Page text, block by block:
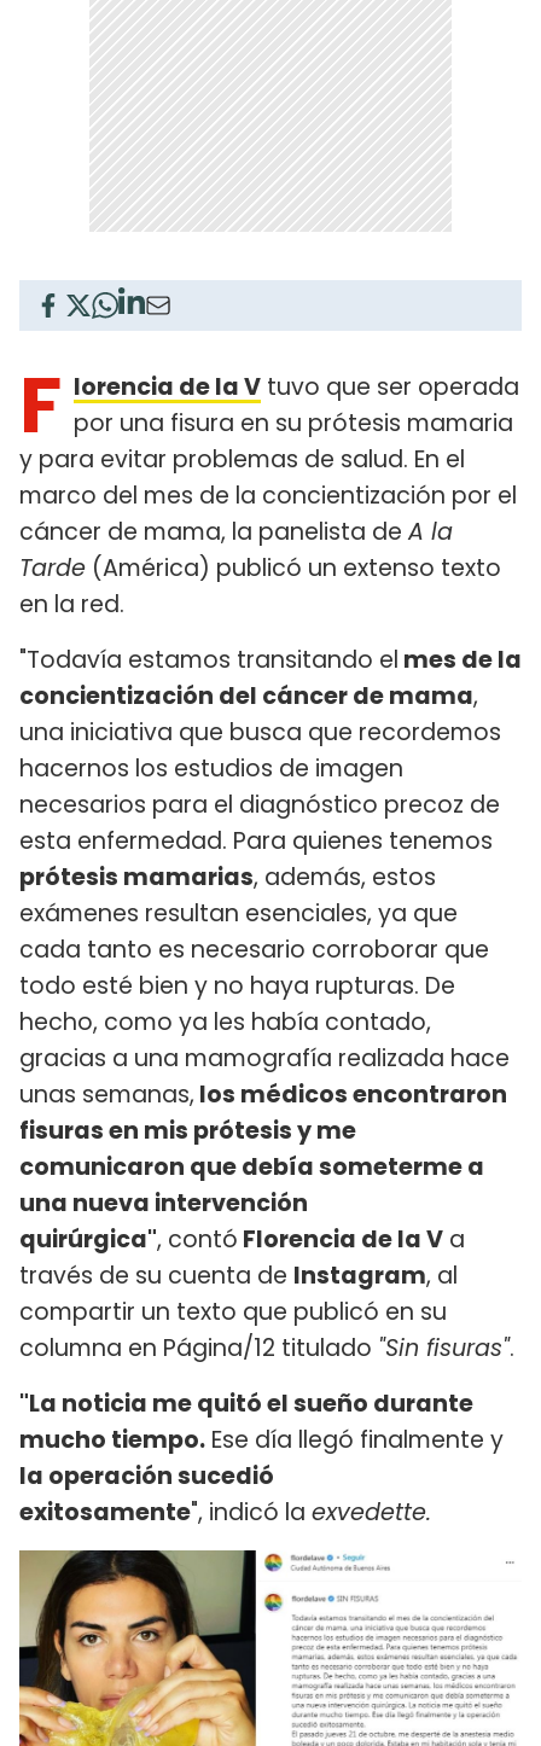
F lorencia de la V tuvo que ser operada
por una fisura en su prótesis mamaria
y para evitar problemas de salud. En el
marco del mes de la concientización por el
cáncer de mama, la panelista deA la
Tarde (América) publicó un extenso texto
en la red.
"Todavía estamos transitando el mes de la
concientización del cáncer de mama,
una iniciativa que busca que recordemos
hacernos los estudios de imagen
necesarios para el diagnóstico precoz de
esta enfermedad. Para quienes tenemos
prótesis mamarias, además, estos
exámenes resultan esenciales, ya que
cada tanto es necesario corroborar que
todo esté bien y no haya rupturas. De
hecho, como ya les había contado,
gracias a una mamografía realizada hace
unas semanas, los médicos encontraron
fisuras en mis prótesis y me
comunicaron que debía someterme a
una nueva intervención
quirúrgica", contó Florencia de la V a
través de su cuenta de Instagram, al
compartir un texto que publicó en su
columna en Página/12 titulado "Sin fisuras".
"La noticia me quitó el sueño durante
mucho tiempo. Ese día llegó finalmente y
la operación sucedió
exitosamente", indicó la exvedette.